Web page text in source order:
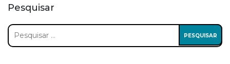
Pesquisar
Pesquisar
por: